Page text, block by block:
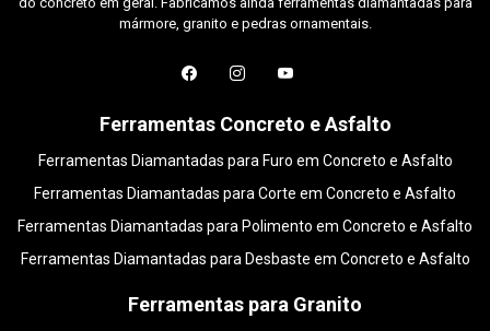
mármore, granito e pedras ornamentais.
Ferramentas Concreto e Asfalto
Ferramentas Diamantadas para Furo em Concreto e Asfalto
Ferramentas Diamantadas para Corte em Concreto e Asfalto
Ferramentas Diamantadas para Polimento em Concreto e Asfalto
Ferramentas Diamantadas para Desbaste em Concreto e Asfalto
Ferramentas para Granito